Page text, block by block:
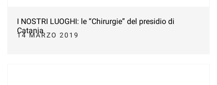
I NOSTRI LUOGHI: le “Chirurgie” del presidio di
Catania
14 MARZO 2019